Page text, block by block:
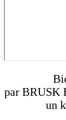
par BRUSK
un